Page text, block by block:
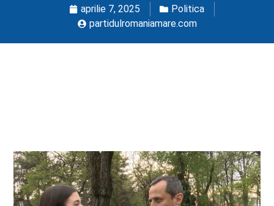
aprilie 7, 2025
Politica
partidulromaniamare.com